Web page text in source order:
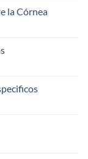
la Córnea